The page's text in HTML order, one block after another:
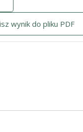
wynik do pliku PDF